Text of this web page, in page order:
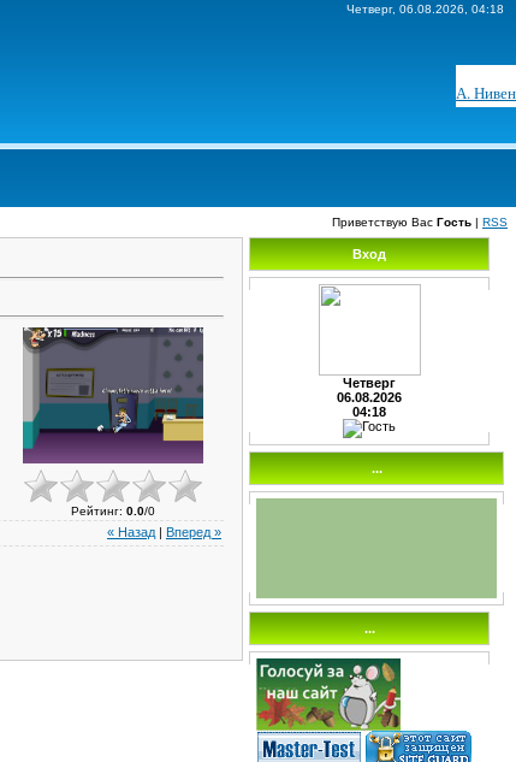
Четверг, 06.08.2026, 04:18
А. Нивен
Приветствую Вас Гость | RSS
Рейтинг: 0.0/0
« Назад Вперед »
Вход
Четверг
06.08.2026
04:18
...
...